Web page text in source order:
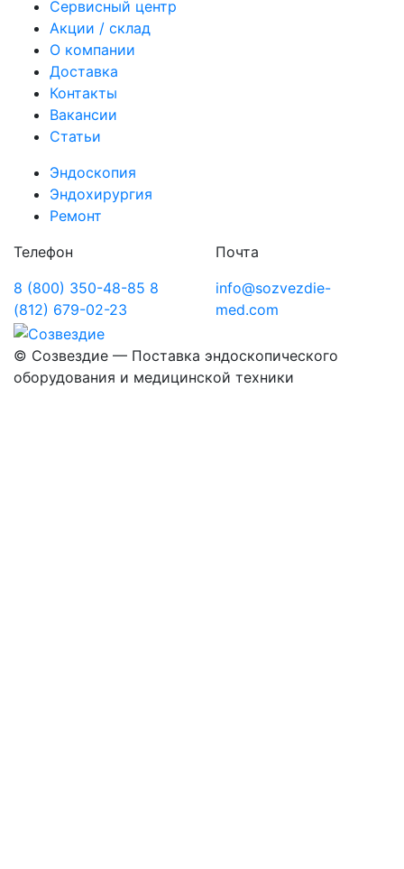
Сервисный центр
Акции / склад
О компании
Доставка
Контакты
Вакансии
Статьи
Эндоскопия
Эндохирургия
Ремонт
Телефон
8 (800) 350-48-85 8
(812) 679-02-23
Почта
info@sozvezdie-
med.com
© Созвездие — Поставка эндоскопического
оборудования и медицинской техники